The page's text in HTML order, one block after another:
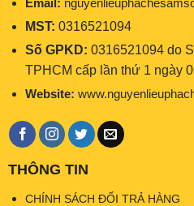
Email:
MST: 0316521094
Số GPKD: 0316521094 do
TPHCM cấp lần thứ 1 ngày
Website:
THÔNG TIN
CHÍNH SÁCH ĐỔI TRẢ HÀNG